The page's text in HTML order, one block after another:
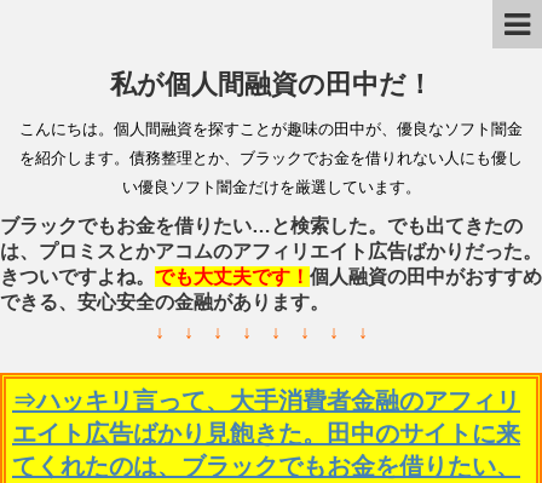
私が個人間融資の田中だ！
こんにちは。個人間融資を探すことが趣味の田中が、優良なソフト闇金
を紹介します。債務整理とか、ブラックでお金を借りれない人にも優し
い優良ソフト闇金だけを厳選しています。
ブラックでもお金を借りたい…と検索した。でも出てきたの
は、プロミスとかアコムのアフィリエイト広告ばかりだった。
きついですよね。 でも大丈夫です！ 個人融資の田中がおすすめ
できる、安心安全の金融があります。
↓ ↓ ↓ ↓ ↓ ↓ ↓ ↓
⇒ハッキリ言って、大手消費者金融のアフィリ
エイト広告ばかり見飽きた。田中のサイトに来
てくれたのは、ブラックでもお金を借りたい、